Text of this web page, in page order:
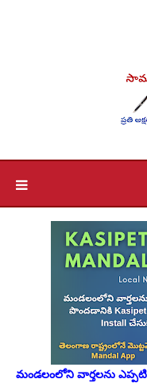
మండలంలోని వార్తలను